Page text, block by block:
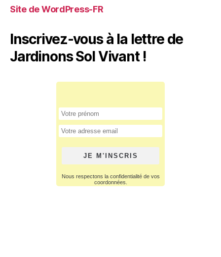
Site de WordPress-FR
Inscrivez-vous à la lettre de
Jardinons Sol Vivant !